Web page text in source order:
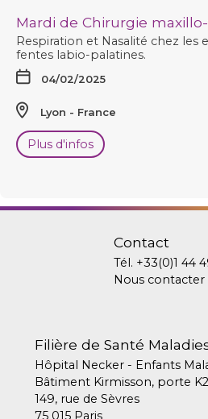
Mardi de Chirurgie
Respiration et Nasalité chez les
fentes labio-palatines.
04/02/2025
Lyon France
Plus d'infos
Contact
Tél. +33(0)1 44
Nous contacter
Filière de Santé
Hôpital Necker - Enfants
Bâtiment Kirmisson, porte K2
149, rue de Sèvres